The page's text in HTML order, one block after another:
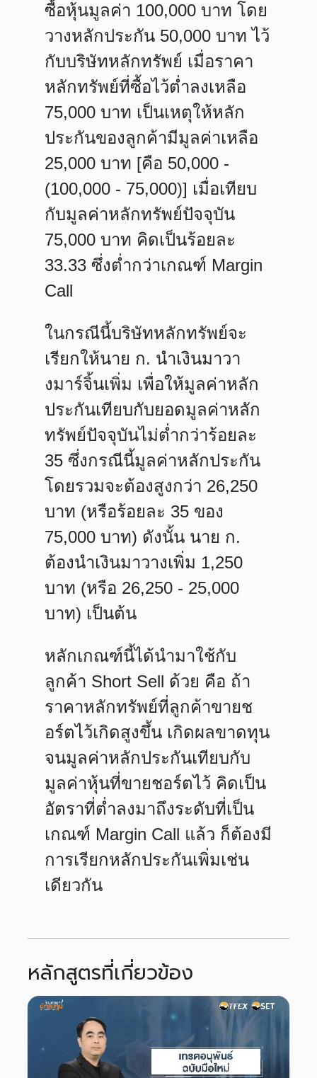
ซื้อหุ้นมูลค่า 100,000 บาท โดย
วางหลักประกัน 50,000 บาท ไว้
กับบริษัทหลักทรัพย์ เมื่อราคา
หลักทรัพย์ที่ซื้อไว้ต่ำลงเหลือ
75,000 บาท เป็นเหตุให้หลัก
ประกันของลูกค้ามีมูลค่าเหลือ
25,000 บาท [คือ 50,000 -
(100,000 - 75,000)] เมื่อเทียบ
กับมูลค่าหลักทรัพย์ปัจจุบัน
75,000 บาท คิดเป็นร้อยละ
33.33 ซึ่งต่ำกว่าเกณฑ์ Margin
Call
ในกรณีนี้บริษัทหลักทรัพย์จะ
เรียกให้นาย ก. นำเงินมาวา
งมาร์จิ้นเพิ่ม เพื่อให้มูลค่าหลัก
ประกันเทียบกับยอดมูลค่าหลัก
ทรัพย์ปัจจุบันไม่ต่ำกว่าร้อยละ
35 ซึ่งกรณีนี้มูลค่าหลักประกัน
โดยรวมจะต้องสูงกว่า 26,250
บาท (หรือร้อยละ 35 ของ
75,000 บาท) ดังนั้น นาย ก.
ต้องนำเงินมาวางเพิ่ม 1,250
บาท (หรือ 26,250 - 25,000
บาท) เป็นต้น
หลักเกณฑ์นี้ได้นำมาใช้กับ
ลูกค้า Short Sell ด้วย คือ ถ้า
ราคาหลักทรัพย์ที่ลูกค้าขายช
อร์ตไว้เกิดสูงขึ้น เกิดผลขาดทุน
จนมูลค่าหลักประกันเทียบกับ
มูลค่าหุ้นที่ขายชอร์ตไว้ คิดเป็น
อัตราที่ต่ำลงมาถึงระดับที่เป็น
เกณฑ์ Margin Call แล้ว ก็ต้องมี
การเรียกหลักประกันเพิ่มเช่น
เดียวกัน
หลักสูตรที่เกี่ยวข้อง